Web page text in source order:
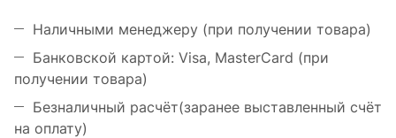
Наличными менеджеру (при получении товара)
Банковской картой: Visa, MasterCard (при
получении товара)
Безналичный расчёт(заранее выставленный счёт
на оплату)